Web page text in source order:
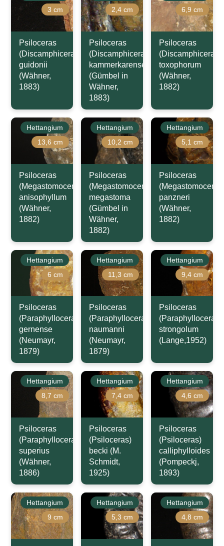
3 cm
Psiloceras
(Discamphiceras)
guidonii
(Wähner,
1883)
2,4 cm
Psiloceras
(Discamphiceras)
kammerkarense
(Gümbel in
Wähner,
1883)
6,9 cm
Psiloceras
(Discamphiceras)
toxophorum
(Wähner,
1882)
Hettangium
13,6 cm
Psiloceras
(Megastomoceras)
anisophyllum
(Wähner,
1882)
Hettangium
10,2 cm
Psiloceras
(Megastomoceras)
megastoma
(Gümbel in
Wähner,
1882)
Hettangium
5,1 cm
Psiloceras
panzneri
(Wähner,
1882)
Hettangium
6 cm
Psiloceras
(Paraphylloceras)
gernense
(Neumayr,
1879)
Hettangium
11,3 cm
Psiloceras
(Paraphylloceras)
naumanni
(Neumayr,
1879)
Hettangium
9,4 cm
Psiloceras
(Paraphylloceras)
strongolum
(Lange,1952)
Hettangium
8,7 cm
Psiloceras
(Paraphylloceras)
superius
(Wähner,
1886)
Hettangium
7,4 cm
Psiloceras
(Psiloceras)
becki (M.
Schmidt,
1925)
Hettangium
4,6 cm
Psiloceras
(Psiloceras)
calliphylloides
(Pompeckj,
1893)
Hettangium
9 cm
Hettangium
5,3 cm
Hettangium
4,8 cm